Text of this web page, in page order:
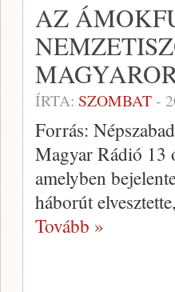
AZ
ÍRTA: SZOMBAT-
Forrás:
Magyar Rádió 13
amelyben
háborút
Tovább »